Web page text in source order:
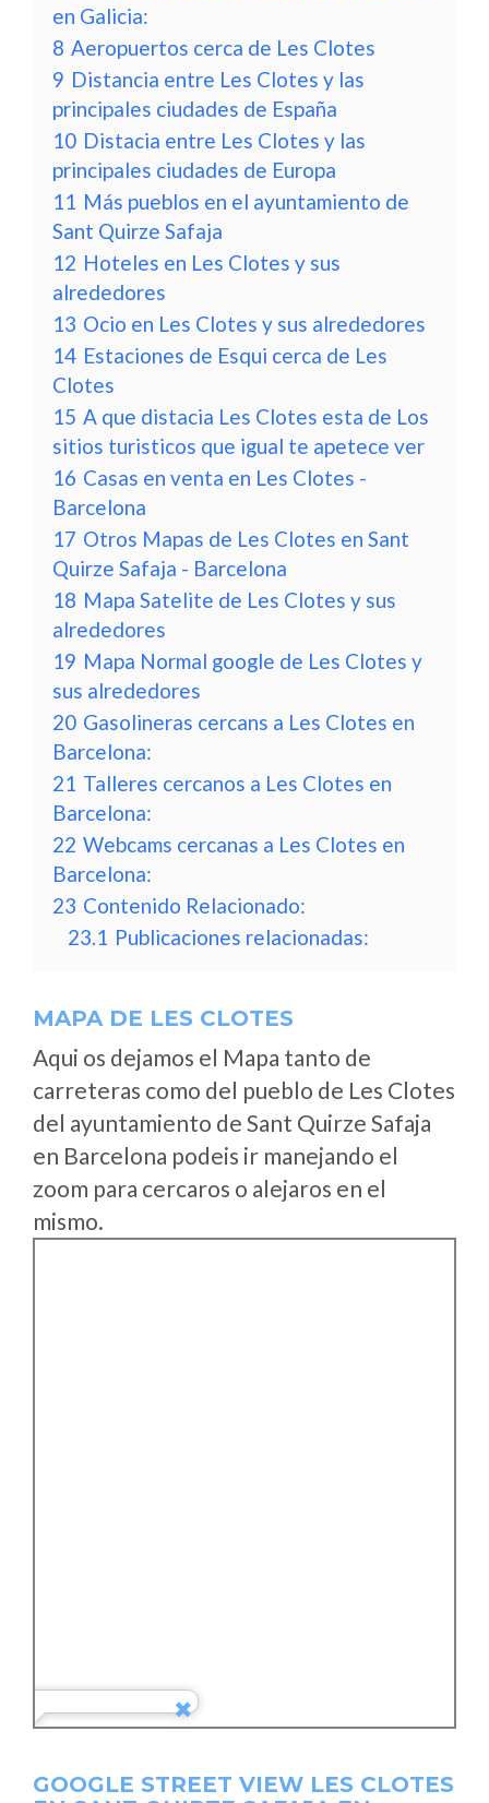
en Galicia:
8 Aeropuertos cerca de Les Clotes
9 Distancia entre Les Clotes y las
principales ciudades de España
10 Distacia entre Les Clotes y las
principales ciudades de Europa
11 Más pueblos en el ayuntamiento de
Sant Quirze Safaja
12 Hoteles en Les Clotes y sus
alrededores
13 Ocio en Les Clotes y sus alrededores
14 Estaciones de Esqui cerca de Les
Clotes
15 A que distacia Les Clotes esta de Los
sitios turisticos que igual te apetece ver
16 Casas en venta en Les Clotes -
Barcelona
17 Otros Mapas de Les Clotes en Sant
Quirze Safaja - Barcelona
18 Mapa Satelite de Les Clotes y sus
alrededores
19 Mapa Normal google de Les Clotes y
sus alrededores
20 Gasolineras cercans a Les Clotes en
Barcelona:
21 Talleres cercanos a Les Clotes en
Barcelona:
22 Webcams cercanas a Les Clotes en
Barcelona:
23 Contenido Relacionado:
23.1 Publicaciones relacionadas:
MAPA DE LES CLOTES
Aqui os dejamos el Mapa tanto de
carreteras como del pueblo de Les Clotes
del ayuntamiento de Sant Quirze Safaja
en Barcelona podeis ir manejando el
zoom para cercaros o alejaros en el
mismo.
GOOGLE STREET VIEW LES CLOTES